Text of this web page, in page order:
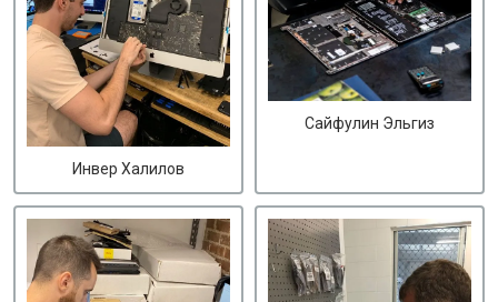
Инвер Халилов
Сайфулин Эльгиз